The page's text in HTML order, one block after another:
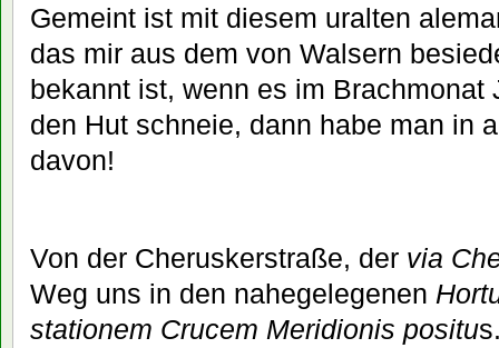
Gemeint ist mit diesem uralten
das mir aus dem von Walsern
bekannt ist, wenn es im Brachmonat
den Hut schneie, dann habe man in
davon!
Von der Cheruskerstraße, der via
Weg uns in den nahegelegenen
stationem Crucem Meridionis positu